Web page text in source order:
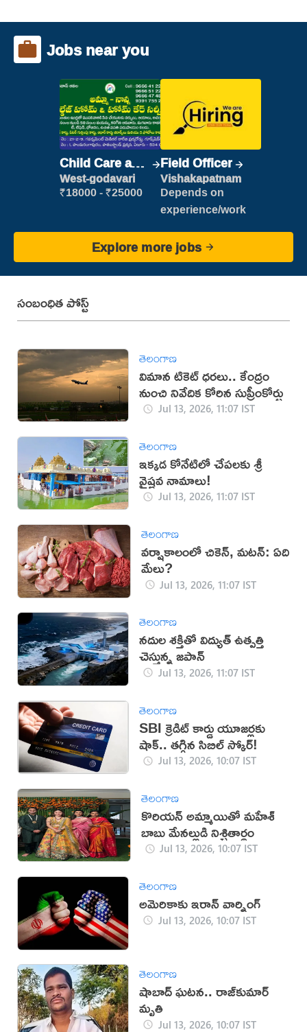
Jobs near you
Child Care and
Patient care
West-godavari
₹18000 - ₹25000
Field Officer
Vishakapatnam
Depends on
experience/work
Explore more jobs
సంబంధిత పోస్ట్
తెలంగాణ
విమాన టికెట్‌ ధరలు.. కేంద్రం
నుంచి నివేదిక కోరిన సుప్రీంకోర్టు
Jul 13, 2026, 11:07 IST
తెలంగాణ
ఇక్కడ కోనేటిలో చేపలకు శ్రీ
వైష్ణవ నామాలు!
Jul 13, 2026, 11:07 IST
తెలంగాణ
వర్షాకాలంలో చికెన్, మటన్: ఏది
మేలు?
Jul 13, 2026, 11:07 IST
తెలంగాణ
నదుల శక్తితో విద్యుత్ ఉత్పత్తి
చెస్తున్న జపాన్
Jul 13, 2026, 11:07 IST
తెలంగాణ
SBI క్రెడిట్ కార్డు యూజర్లకు
షాక్.. తగ్గిన సిబిల్ స్కోర్!
Jul 13, 2026, 10:07 IST
తెలంగాణ
కొరియన్ అమ్మాయితో మహేశ్
బాబు మేనల్లుడి నిశ్చితార్థం
Jul 13, 2026, 10:07 IST
తెలంగాణ
అమెరికాకు ఇరాన్‌ వార్నింగ్‌
Jul 13, 2026, 10:07 IST
తెలంగాణ
షాబాద్ ఘటన.. రాజ్‌కుమార్‌
మృతి
Jul 13, 2026, 10:07 IST